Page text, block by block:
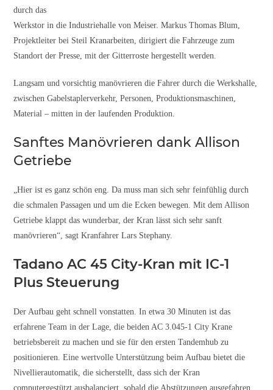
durch das
Werkstor in die Industriehalle von Meiser. Markus Thomas Blum,
Projektleiter bei Steil Kranarbeiten, dirigiert die Fahrzeuge zum
Standort der Presse, mit der Gitterroste hergestellt werden.
Langsam und vorsichtig manövrieren die Fahrer durch die Werkshalle,
zwischen Gabelstaplerverkehr, Personen, Produktionsmaschinen,
Material – mitten in der laufenden Produktion.
Sanftes Manövrieren dank Allison
Getriebe
„Hier ist es ganz schön eng. Da muss man sich sehr feinfühlig durch
die schmalen Passagen und um die Ecken bewegen. Mit dem Allison
Getriebe klappt das wunderbar, der Kran lässt sich sehr sanft
manövrieren“, sagt Kranfahrer Lars Stephany.
Tadano AC 45 City-Kran mit IC-1
Plus Steuerung
Der Aufbau geht schnell vonstatten. In etwa 30 Minuten ist das
erfahrene Team in der Lage, die beiden AC 3.045-1 City Krane
betriebsbereit zu machen und sie für den ersten Tandemhub zu
positionieren. Eine wertvolle Unterstützung beim Aufbau bietet die
Nivellierautomatik, die sicherstellt, dass sich der Kran
computergestützt ausbalanciert, sobald die Abstützungen ausgefahren